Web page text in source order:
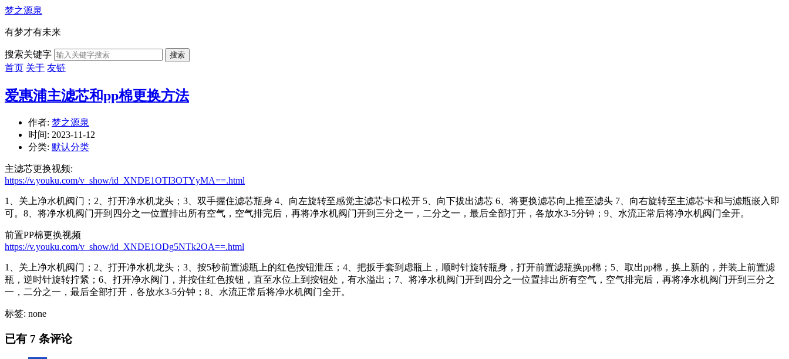
梦之源泉
有梦才有未来
搜索关键字 搜索
首页 关于 友链
爱惠浦主滤芯和pp棉更换方法
作者: 梦之源泉
时间: 2023-11-12
分类: 默认分类
主滤芯更换视频:
https://v.youku.com/v_show/id_XNDE1OTI3OTYyMA==.html
1、关上净水机阀门；2、打开净水机龙头；3、双手握住滤芯瓶身 4、向左旋转至感觉主滤芯卡口松开 5、向下拔出滤芯 6、将更换滤芯向上推至滤头 7、向右旋转至主滤芯卡和与滤瓶嵌入即
可。8、将净水机阀门开到四分之一位置排出所有空气，空气排完后，再将净水机阀门开到三分之一，二分之一，最后全部打开，各放水3-5分钟；9、水流正常后将净水机阀门全开。
前置PP棉更换视频
https://v.youku.com/v_show/id_XNDE1ODg5NTk2OA==.html
1、关上净水机阀门；2、打开净水机龙头；3、按5秒前置滤瓶上的红色按钮泄压；4、把扳手套到虑瓶上，顺时针旋转瓶身，打开前置滤瓶换pp棉；5、取出pp棉，换上新的，并装上前置滤
瓶，逆时针旋转拧紧；6、打开净水阀门，并按住红色按钮，直至水位上到按钮处，有水溢出；7、将净水机阀门开到四分之一位置排出所有空气，空气排完后，再将净水机阀门开到三分之
一，二分之一，最后全部打开，各放水3-5分钟；8、水流正常后将净水机阀门全开。
标签: none
已有 7 条评论